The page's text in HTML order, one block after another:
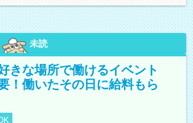
未読
きな場所で働けるイベント
！働いたその日に給料もら